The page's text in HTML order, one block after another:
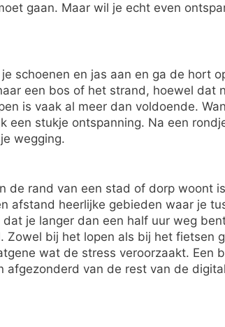
gaan. Maar wil je echt even
schoenen en jas aan en ga de hort
een bos of het strand, hoewel dat
is vaak al meer dan voldoende.
een stukje ontspanning. Na een
wegging.
de rand van een stad of dorp woont
afstand heerlijke gebieden waar je
je langer dan een half uur weg
Zowel bij het lopen als bij het fietsen
wat de stress veroorzaakt. Een
afgezonderd van de rest van de